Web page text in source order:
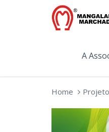
A
Home